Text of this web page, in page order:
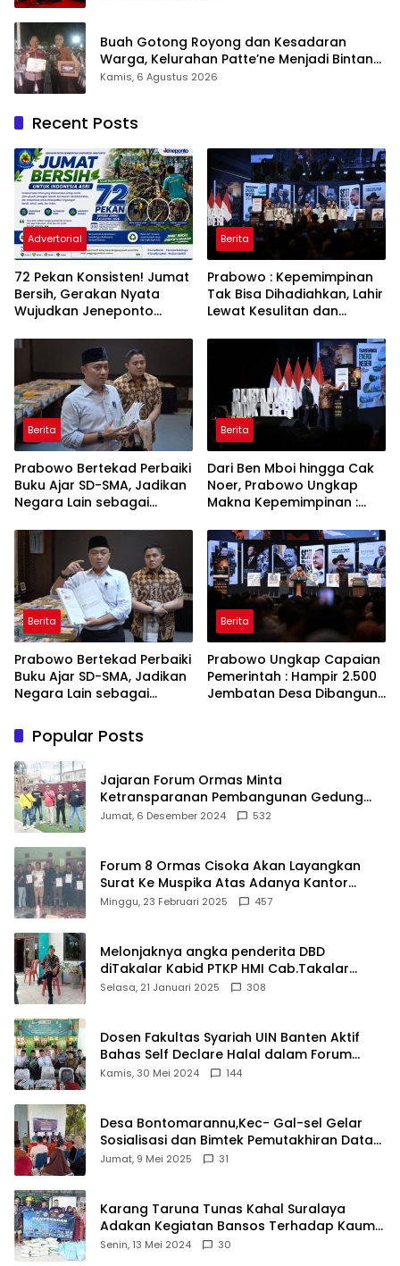
Buah Gotong Royong dan Kesadaran
Warga, Kelurahan Patte’ne Menjadi Bintang
Takalar Award 2026
Kamis, 6 Agustus 2026
Recent Posts
Advertorial
72 Pekan Konsisten! Jumat
Bersih, Gerakan Nyata
Wujudkan Jeneponto
ASRI
Berita
Prabowo : Kepemimpinan
Tak Bisa Dihadiahkan, Lahir
Lewat Kesulitan dan
Berita
Prabowo Bertekad Perbaiki
Buku Ajar SD-SMA, Jadikan
Negara Lain sebagai
Berita
Dari Ben Mboi hingga Cak
Noer, Prabowo Ungkap
Makna Kepemimpinan :
Gunakan Akal Sehat
Berita
Prabowo Bertekad Perbaiki
Buku Ajar SD-SMA, Jadikan
Negara Lain sebagai
Berita
Prabowo Ungkap Capaian
Pemerintah : Hampir 2.500
Jembatan Desa Dibangun,
Popular Posts
Jajaran Forum Ormas Minta
Ketransparanan Pembangunan Gedung
Damkar Di Kecamatan Cisoka
Jumat, 6 Desember 2024 532
Forum 8 Ormas Cisoka Akan Layangkan
Surat Ke Muspika Atas Adanya Kantor
Matel di Cisoka
Minggu, 23 Februari 2025 457
Melonjaknya angka penderita DBD
diTakalar Kabid PTKP HMI Cab.Takalar
angkat bicara
Selasa, 21 Januari 2025 308
Dosen Fakultas Syariah UIN Banten Aktif
Bahas Self Declare Halal dalam Forum
Ijtima Ulama MUI
Kamis, 30 Mei 2024 144
Desa Bontomarannu,Kec- Gal-sel Gelar
Sosialisasi dan Bimtek Pemutakhiran Data
ID
Jumat, 9 Mei 2025 31
Karang Taruna Tunas Kahal Suralaya
Adakan Kegiatan Bansos Terhadap Kaum
Dhuafa dan Anak Yatim-Piatu
Senin, 13 Mei 2024 30